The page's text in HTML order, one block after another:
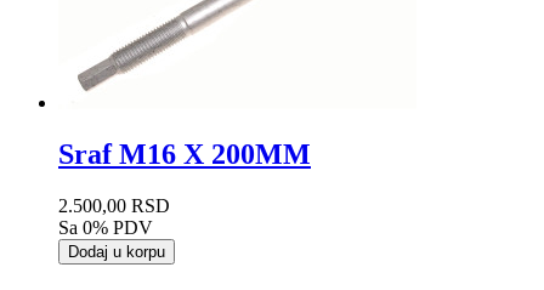
Sraf M16 X 200MM
2.500,00 RSD
Sa 0% PDV
Dodaj u korpu